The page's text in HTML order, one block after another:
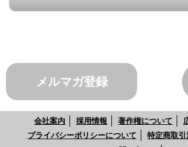
メルマガ登録
会社案内 採用情報 著作権について
プライバシーポリシーについて
特定商取